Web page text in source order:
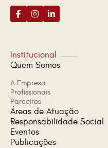
Institucional
Quem Somos
A Empresa
Profissionais
Parceiros
Áreas de Atuação
Responsabilidade Social
Eventos
Publicações